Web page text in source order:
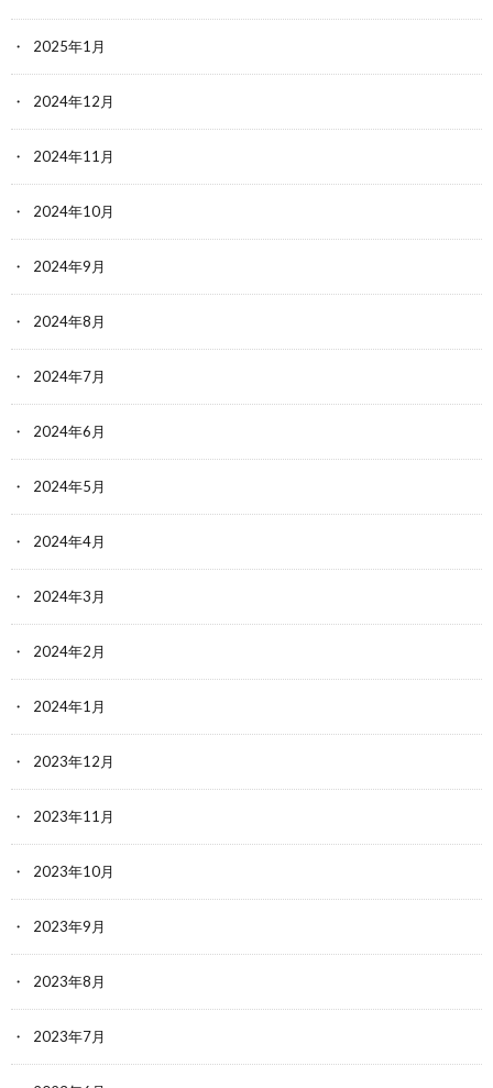
2025年1月
2024年12月
2024年11月
2024年10月
2024年9月
2024年8月
2024年7月
2024年6月
2024年5月
2024年4月
2024年3月
2024年2月
2024年1月
2023年12月
2023年11月
2023年10月
2023年9月
2023年8月
2023年7月